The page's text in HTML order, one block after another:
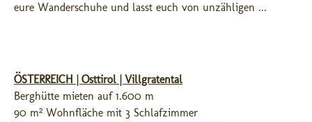
eure Wanderschuhe und lasst euch von unzähligen ...
ÖSTERREICH | Osttirol | Villgratental
Berghütte mieten auf 1.600 m
90 m² Wohnfläche mit 3 Schlafzimmer